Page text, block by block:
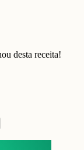
desta receita!